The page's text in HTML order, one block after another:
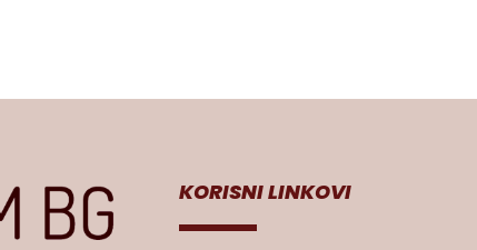
KORISNI LINKOVI